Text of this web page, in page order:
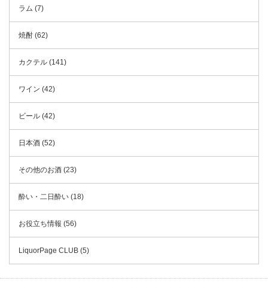
ラム (7)
焼酎 (62)
カクテル (141)
ワイン (42)
ビール (42)
日本酒 (52)
その他のお酒 (23)
酔い・二日酔い (18)
お役立ち情報 (56)
LiquorPage CLUB (5)